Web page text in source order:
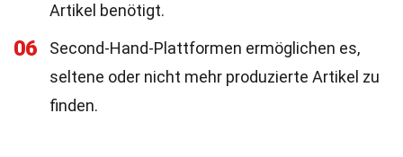
Artikel benötigt.
06
Second-Hand-Plattformen ermöglichen es,
seltene oder nicht mehr produzierte Artikel zu
finden.